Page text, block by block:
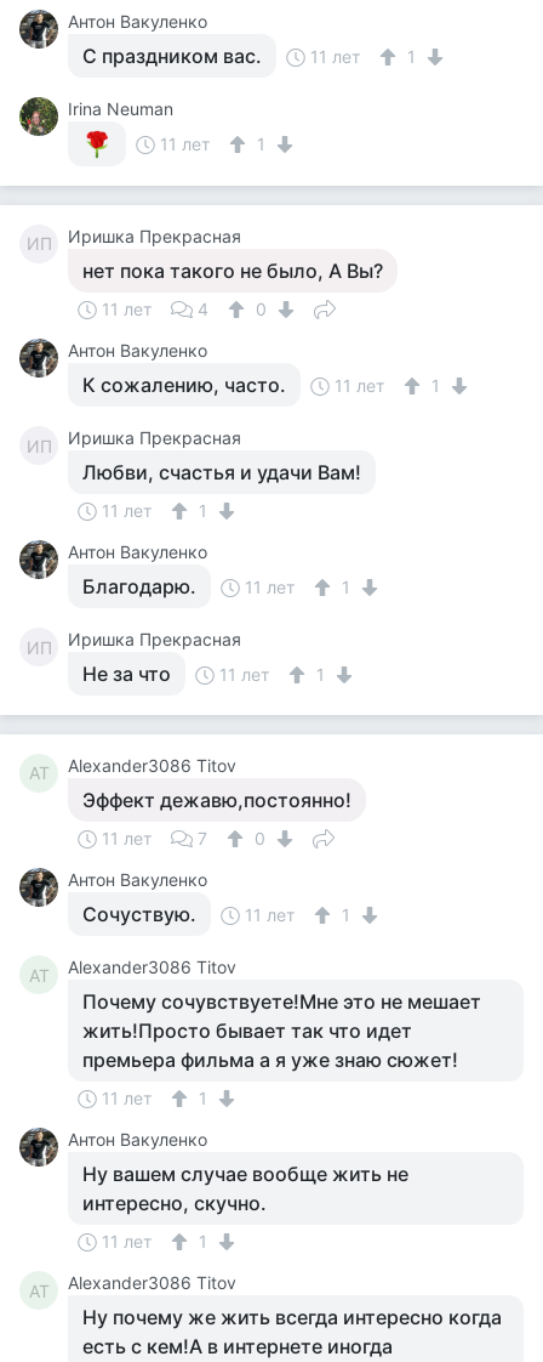
Антон Вакуленко
С праздником вас. 11 лет 1
Irina Neuman
11 лет
1
ИП Иришка Прекрасная
нет пока такого не было, А Вы?
11 лет 4
0
Антон Вакуленко
К сожалению, часто. 11 лет 1
ИП Иришка Прекрасная
Любви, счастья и удачи Вам!
11 лет
1
Антон Вакуленко
Благодарю. 11 лет 1
ИП Иришка Прекрасная
Не за что 11 лет 1
AT Alexander3086 Titov
Эффект дежавю,постоянно!
11 лет 7
0
Антон Вакуленко
Сочуствую. 11 лет 1
AT Alexander3086 Titov
Почему сочувствуете!Мне это не мешает
жить!Просто бывает так что идет
премьера фильма а я уже знаю сюжет!
11 лет
1
Антон Вакуленко
Ну вашем случае вообще жить не
интересно, скучно.
11 лет 1
AT Alexander3086 Titov
Ну почему же жить всегда интересно когда
есть с кем!А в интернете иногда